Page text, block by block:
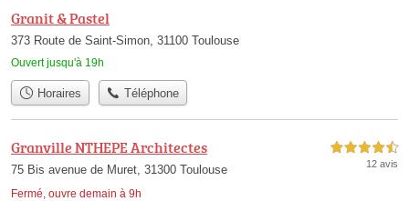
Granit & Pastel
373 Route de Saint-Simon, 31100 Toulouse
Ouvert jusqu'à 19h
Horaires Téléphone
Granville NTHEPE Architectes
75 Bis avenue de Muret, 31300 Toulouse
Fermé, ouvre demain à 9h
4,5 étoiles sur 5
12 avis